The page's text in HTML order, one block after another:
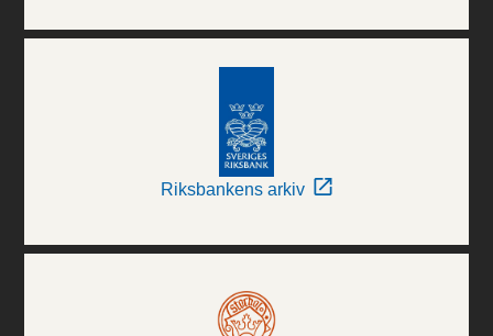
Riksbankens arkiv